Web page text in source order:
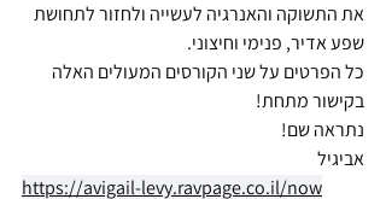
את התשוקה והאנרגיה לעשייה ולחזור לתחושת
שפע אדיר, פנימי וחיצוני.
כל הפרטים על שני הקורסים המעולים האלה
בקישור מתחת!
נתראה שם!
אביגיל
https://avigail-levy.ravpage.co.il/now